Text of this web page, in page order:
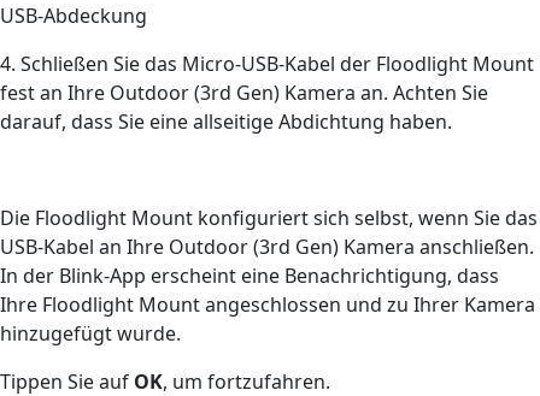
USB-Abdeckung
4. Schließen Sie das Micro-USB-Kabel der Floodlight Mount
fest an Ihre Outdoor (3rd Gen) Kamera an. Achten Sie
darauf, dass Sie eine allseitige Abdichtung haben.
Die Floodlight Mount konfiguriert sich selbst, wenn Sie das
USB-Kabel an Ihre Outdoor (3rd Gen) Kamera anschließen.
In der Blink-App erscheint eine Benachrichtigung, dass
Ihre Floodlight Mount angeschlossen und zu Ihrer Kamera
hinzugefügt wurde.
Tippen Sie auf OK, um fortzufahren.